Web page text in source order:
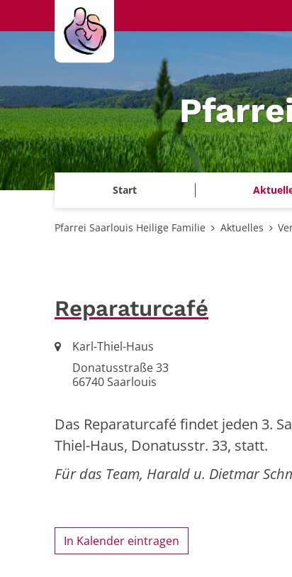
Zum Inhalt springen
Start
Pfarrei Saarlouis Heilige Familie Aktuelles
Reparaturcafé
Ort:Karl-Thiel-Haus
Donatusstraße 33
66740Saarlouis
Das Reparaturcafé findet jeden 3.
Thiel-Haus, Donatusstr. 33, statt.
Für das Team, Harald u. Dietmar
In Kalender eintragen